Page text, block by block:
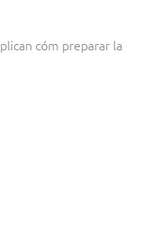
cóm preparar la